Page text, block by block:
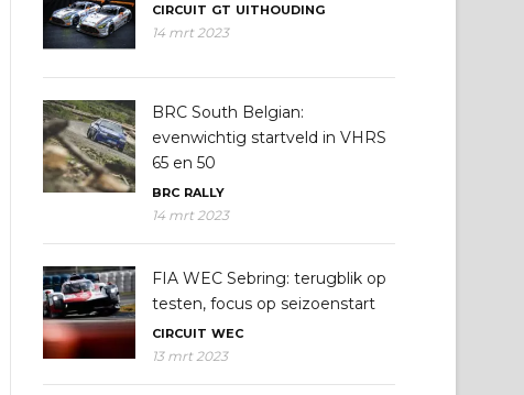
CIRCUIT GT UITHOUDING
14 mrt 2023
BRC South Belgian:
evenwichtig startveld in VHRS
65 en 50
BRC RALLY
14 mrt 2023
FIA WEC Sebring: terugblik op
testen, focus op seizoenstart
CIRCUIT WEC
13 mrt 2023